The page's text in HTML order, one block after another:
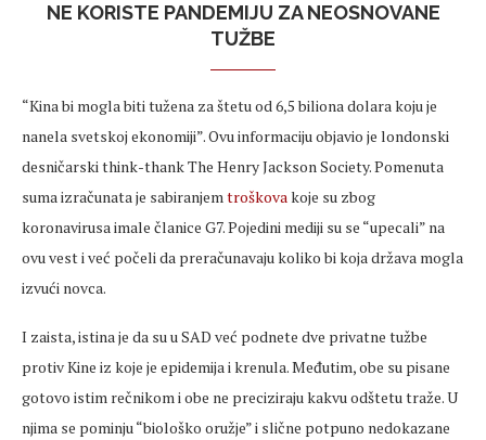
NE KORISTE PANDEMIJU ZA NEOSNOVANE
TUŽBE
“Kina bi mogla biti tužena za štetu od 6,5 biliona dolara koju je
nanela svetskoj ekonomiji”. Ovu informaciju objavio je londonski
desničarski think-thank The Henry Jackson Society. Pomenuta
suma izračunata je sabiranjemtroškovakoje su zbog
koronavirusa imale članice G7. Pojedini mediji su se “upecali” na
ovu vest i već počeli da preračunavaju koliko bi koja država mogla
izvući novca.
I zaista, istina je da su u SAD već podnete dve privatne tužbe
protiv Kine iz koje je epidemija i krenula. Međutim, obe su pisane
gotovo istim rečnikom i obe ne preciziraju kakvu odštetu traže. U
njima se pominju “biološko oružje” i slične potpuno nedokazane